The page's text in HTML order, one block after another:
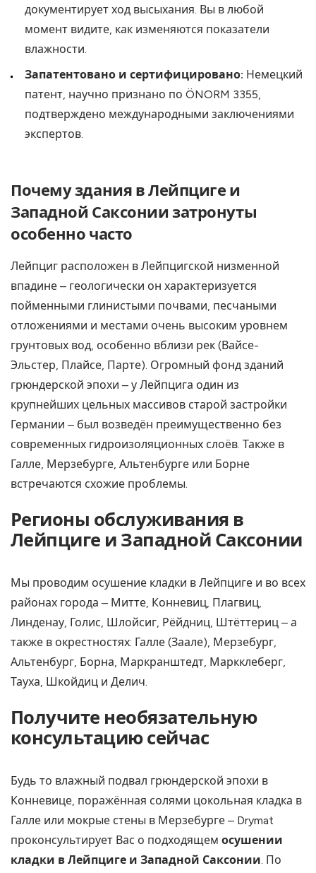
документирует ход высыхания. Вы в любой
момент видите, как изменяются показатели
влажности.
Запатентовано и сертифицировано: Немецкий
патент, научно признано по ÖNORM 3355,
подтверждено международными заключениями
экспертов.
Почему здания в Лейпциге и
Западной Саксонии затронуты
особенно часто
Лейпциг расположен в Лейпцигской низменной
впадине – геологически он характеризуется
пойменными глинистыми почвами, песчаными
отложениями и местами очень высоким уровнем
грунтовых вод, особенно вблизи рек (Вайсе-
Эльстер, Плайсе, Парте). Огромный фонд зданий
грюндерской эпохи – у Лейпцига один из
крупнейших цельных массивов старой застройки
Германии – был возведён преимущественно без
современных гидроизоляционных слоёв. Также в
Галле, Мерзебурге, Альтенбурге или Борне
встречаются схожие проблемы.
Регионы обслуживания в
Лейпциге и Западной Саксонии
Мы проводим осушение кладки в Лейпциге и во всех
районах города – Митте, Конневиц, Плагвиц,
Линденау, Голис, Шлойсиг, Рёйдниц, Штёттериц – а
также в окрестностях: Галле (Заале), Мерзебург,
Альтенбург, Борна, Маркранштедт, Маркклеберг,
Тауха, Шкойдиц и Делич.
Получите необязательную
консультацию сейчас
Будь то влажный подвал грюндерской эпохи в
Конневице, поражённая солями цокольная кладка в
Галле или мокрые стены в Мерзебурге – Drymat
проконсультирует Вас о подходящем осушении
кладки в Лейпциге и Западной Саксонии . По